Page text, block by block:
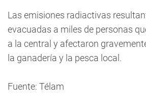
Las emisiones radiactivas
evacuadas a miles de personas
a la central y afectaron
la ganadería y la pesca local.
Fuente: Télam